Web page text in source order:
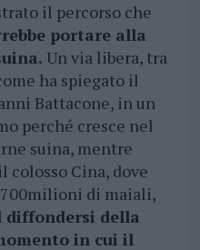
il percorso che
portare alla
Un via libera, tra
ha spiegato il
Battacone, in un
perché cresce nel
suina, mentre
Cina, dove
di maiali,
della
in cui il